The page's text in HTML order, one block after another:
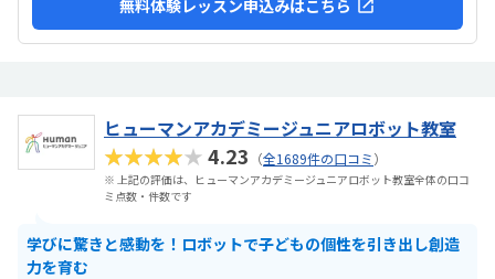
無料体験レッスン申込みはこちら
ヒューマンアカデミージュニアロボット教室
★★★★★4.23 （全1689件の口コミ）
※ 上記の評価は、ヒューマンアカデミージュニアロボット教室全体の口コ
ミ点数・件数です
学びに驚きと感動を！ロボットで子どもの個性を引き出し創造
力を育む